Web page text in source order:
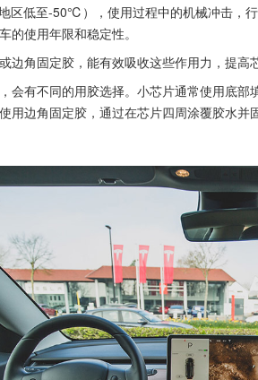
低至-50℃），使用过程中的机械冲击，
的使用年限和稳定性。
边角固定胶，能有效吸收这些作用力，提高
会有不同的用胶选择。小芯片通常使用底部
用边角固定胶，通过在芯片四周涂覆胶水并